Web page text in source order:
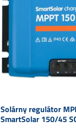
Solárny regulátor
SmartSolar 150/45